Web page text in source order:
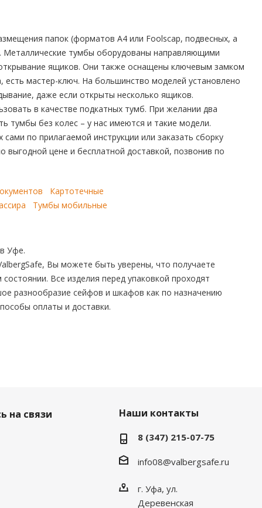
папок (форматов А4 или Foolscap, подвесных, а
Металлические тумбы оборудованы направляющими
ящиков. Они также оснащены ключевым замком
мастер-ключ. На большинство моделей установлено
даже если открыты несколько ящиков.
в качестве подкатных тумб. При желании два
тумбы без колес – у нас имеются и такие модели.
по прилагаемой инструкции или заказать сборку
цене и бесплатной доставкой, позвонив по
Картотечные
Тумбы мобильные
в Уфе.
Вы можете быть уверены, что получаете
Все изделия перед упаковкой проходят
разнообразие сейфов и шкафов как по назначению
оплаты и доставки.
на связи Наши контакты
8 (347) 215-07-75
info08@valbergsafe.ru
г. Уфа, ул.
Деревенская